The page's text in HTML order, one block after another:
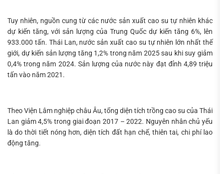
Tuy nhiên, nguồn cung từ các nước sản xuất cao su tự nhiên khác
dự kiến tăng, với sản lượng của Trung Quốc dự kiến tăng 6%, lên
933.000 tấn. Thái Lan, nước sản xuất cao su tự nhiên lớn nhất thế
giới, dự kiến sản lượng tăng 1,2% trong năm 2025 sau khi suy giảm
0,4% trong năm 2024. Sản lượng của nước này đạt đỉnh 4,89 triệu
tấn vào năm 2021.
Theo Viện Lâm nghiệp châu Âu, tổng diện tích trồng cao su của Thái
Lan giảm 4,5% trong giai đoạn 2017 – 2022. Nguyên nhân chủ yếu
là do thời tiết nóng hơn, diện tích đất hạn chế, thiên tai, chi phí lao
động tăng.